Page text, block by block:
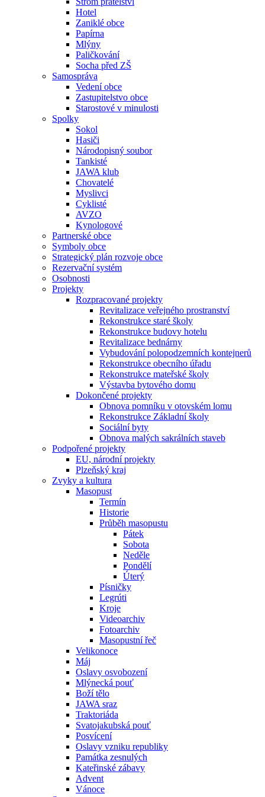
Hotel
Zaniklé obce
Papírna
Mlýny
Paličkování
Socha před ZŠ
Samospráva
Vedení obce
Zastupitelstvo obce
Starostové v minulosti
Spolky
Sokol
Hasiči
Národopisný soubor
Tankisté
JAWA klub
Chovatelé
Myslivci
Cyklisté
AVZO
Kynologové
Partnerské obce
Symboly obce
Strategický plán rozvoje obce
Rezervační systém
Osobnosti
Projekty
Rozpracované projekty
Revitalizace veřejného prostranství
Rekonstrukce staré školy
Rekonstrukce budovy hotelu
Revitalizace bednárny
Vybudování polopodzemních kontejnerů
Rekonstrukce obecního úřadu
Rekonstrukce mateřské školy
Výstavba bytového domu
Dokončené projekty
Obnova pomníku v otovském lomu
Rekonstrukce Základní školy
Sociální byty
Obnova malých sakrálních staveb
Podpořené projekty
EU, národní projekty
Plzeňský kraj
Zvyky a kultura
Masopust
Termín
Historie
Průběh masopustu
Pátek
Sobota
Neděle
Pondělí
Úterý
Písničky
Legrúti
Kroje
Videoarchiv
Fotoarchiv
Masopustní řeč
Velikonoce
Máj
Oslavy osvobození
Mlýnecká pouť
Boží tělo
JAWA sraz
Traktoriáda
Svatojakubská pouť
Posvícení
Oslavy vzniku republiky
Památka zesnulých
Kateřinské zábavy
Advent
Vánoce